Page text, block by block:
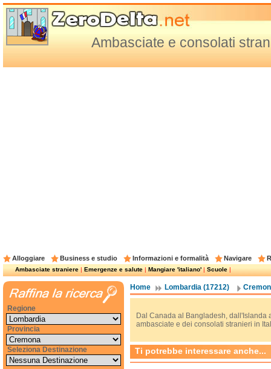
Ambasciate e consolati
Alloggiare Business e studio Informazioni e formalità Navigare
Ambasciate straniere|Emergenze e salute|Mangiare 'italiano'|Scuole|
Home Lombardia (17212)
Dal Canada al Bangladesh,
ambasciate e dei consolati stranieri in
Ti potrebbe interessare anche...
Regione
Provincia
Seleziona Destinazione